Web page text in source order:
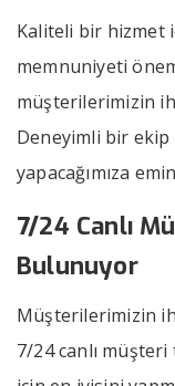
Kaliteli bir hizmet
memnuniyeti
müşterilerimizin
Deneyimli bir
yapacağımıza
7/24 Canlı
Bulunuyor
Müşterilerimizin
7/24 canlı